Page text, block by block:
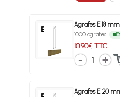
Agrafes E 18
1000 agrafes
10.90€ TTC
1
Agrafes E 20